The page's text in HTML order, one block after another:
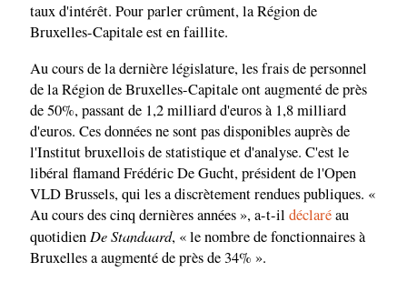
taux d'intérêt. Pour parler crûment, la Région de
Bruxelles-Capitale est en faillite.
Au cours de la dernière législature, les frais de personnel
de la Région de Bruxelles-Capitale ont augmenté de près
de 50%, passant de 1,2 milliard d'euros à 1,8 milliard
d'euros. Ces données ne sont pas disponibles auprès de
l'Institut bruxellois de statistique et d'analyse. C'est le
libéral flamand Frédéric De Gucht, président de l'Open
VLD Brussels, qui les a discrètement rendues publiques. «
Au cours des cinq dernières années », a-t-il déclaréau
quotidien De Standaard, « le nombre de fonctionnaires à
Bruxelles a augmenté de près de 34% ».